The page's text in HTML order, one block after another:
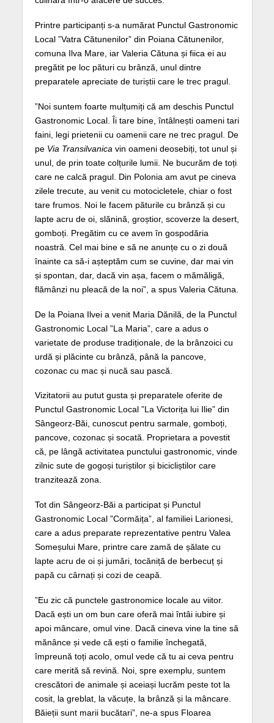
Printre participanți s-a numărat Punctul Gastronomic
Local ”Vatra Cătunenilor” din Poiana Cătunenilor,
comuna Ilva Mare, iar Valeria Cătuna și fiica ei au
pregătit pe loc pături cu brânză, unul dintre
preparatele apreciate de turiștii care le trec pragul.
”Noi suntem foarte mulțumiți că am deschis Punctul
Gastronomic Local. Îi tare bine, întâlnești oameni tari
faini, legi prietenii cu oamenii care ne trec pragul. De
peVia Transilvanica vin oameni deosebiți, tot unul și
unul, de prin toate colțurile lumii. Ne bucurăm de toți
care ne calcă pragul. Din Polonia am avut pe cineva
zilele trecute, au venit cu motocicletele, chiar o fost
tare frumos. Noi le facem păturile cu brânză și cu
lapte acru de oi, slănină, groștior, scoverze la desert,
gomboți. Pregătim cu ce avem în gospodăria
noastră. Cel mai bine e să ne anunțe cu o zi două
înainte ca să-i așteptăm cum se cuvine, dar mai vin
și spontan, dar, dacă vin așa, facem o mămăligă,
flămânzi nu pleacă de la noi”, a spus Valeria Cătuna.
De la Poiana Ilvei a venit Maria Dănilă, de la Punctul
Gastronomic Local ”La Maria”, care a adus o
varietate de produse tradiționale, de la brânzoici cu
urdă și plăcinte cu brânză, până la pancove,
cozonac cu mac și nucă sau pască.
Vizitatorii au putut gusta și preparatele oferite de
Punctul Gastronomic Local ”La Victorița lui Ilie” din
Sângeorz-Băi, cunoscut pentru sarmale, gomboți,
pancove, cozonac și socată. Proprietara a povestit
că, pe lângă activitatea punctului gastronomic, vinde
zilnic sute de gogoși turiștilor și bicicliștilor care
tranzitează zona.
Tot din Sângeorz-Băi a participat și Punctul
Gastronomic Local ”Cormăița”, al familiei Larionesi,
care a adus preparate reprezentative pentru Valea
Someșului Mare, printre care zamă de șălate cu
lapte acru de oi și jumări, tocăniță de berbecuț și
papă cu cârnați și cozi de ceapă.
”Eu zic că punctele gastronomice locale au viitor.
Dacă ești un om bun care oferă mai întâi iubire și
apoi mâncare, omul vine. Dacă cineva vine la tine să
mănânce și vede că ești o familie închegată,
împreună toți acolo, omul vede că tu ai ceva pentru
care merită să revină. Noi, spre exemplu, suntem
crescători de animale și aceiași lucrăm peste tot la
cosit, la greblat, la văcuțe, la brânză și la mâncare.
Băieții sunt marii bucătari”, ne-a spus Floarea